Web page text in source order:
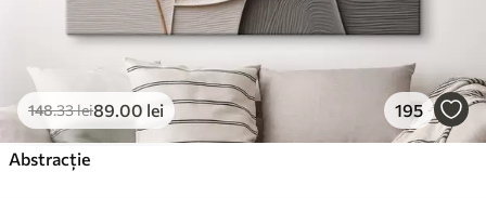
148.33lei89.00 lei 195
Abstracție